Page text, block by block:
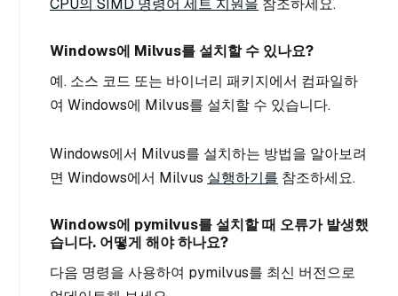
Windows에 Milvus를 설치할 수 있나요?
예. 소스 코드 또는 바이너리 패키지에서 컴파일하
여 Windows에 Milvus를 설치할 수 있습니다.
Windows에서 Milvus를 설치하는 방법을 알아보려
면 Windows에서 Milvus 실행하기를 참조하세요.
Windows에 pymilvus를 설치할 때 오류가 발생했
습니다. 어떻게 해야 하나요?
다음 명령을 사용하여 pymilvus를 최신 버전으로